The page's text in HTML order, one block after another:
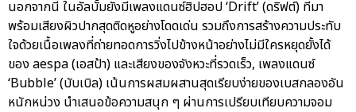
นอกจากนี้ ในอัลบั้มยังมีเพลงแดนซ์ฮิปฮอป ‘Drift’ (ดริฟต์) ที่มา
พร้อมเสียงผิวปากสุดติดหูอย่างโดดเด่น รวมถึงการสร้างความประทับ
ใจด้วยเนื้อเพลงที่ถ่ายทอดการวิ่งไปข้างหน้าอย่างไม่มีใครหยุดยั้งได้
ของ aespa (เอสป้า) และเสียงของจังหวะที่รวดเร็ว, เพลงแดนซ์
‘Bubble’ (บับเบิล) เน้นการผสมผสานสุดเรียบง่ายของเบสกลองอัน
หนักหน่วง นำเสนอข้อความสนุก ๆ ผ่านการเปรียบเทียบความจอม